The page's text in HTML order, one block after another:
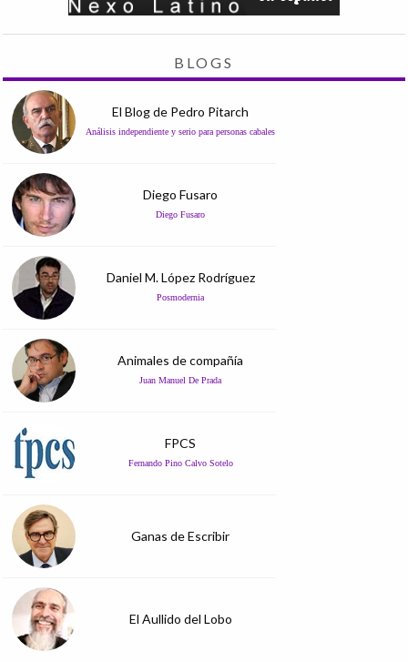
BLOGS
El Blog de Pedro Pitarch
Análisis independiente y serio para personas cabales
Diego Fusaro
Diego Fusaro
Daniel M. López Rodríguez
Posmodernia
Animales de compañía
Juan Manuel De Prada
FPCS
Fernando Pino Calvo Sotelo
Ganas de Escribir
El Aullido del Lobo